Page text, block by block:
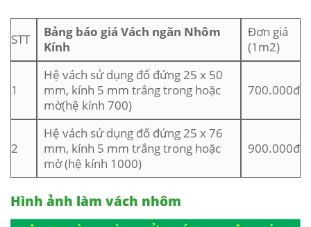
STT
Bảng báo giá Vách ngăn Nhôm
Kính
Đơn giá
(1m2)
1
Hệ vách sử dụng đố đứng 25 x 50
mm, kính 5 mm trắng trong hoặc
mờ(hệ kính 700)
700.000đ
2
Hệ vách sử dụng đố đứng 25 x 76
mm, kính 5 mm trắng trong hoặc
mờ (hệ kính 1000)
900.000đ
Hình ảnh làm vách nhôm